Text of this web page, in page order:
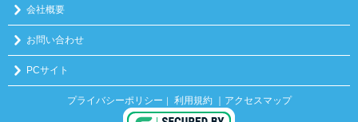
会社概要
お問い合わせ
PCサイト
プライバシーポリシー ｜ 利用規約 ｜アクセスマップ